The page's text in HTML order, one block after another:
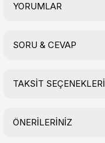
YORUMLAR
SORU & CEVAP
TAKSİT SEÇENEKLERİ
ÖNERİLERİNİZ